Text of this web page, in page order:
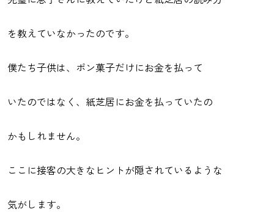
を教えていなかったのです。
僕たち子供は、ポン菓子だけにお金を払って
いたのではなく、紙芝居にお金を払っていたの
かもしれません。
ここに接客の大きなヒントが隠されているような
気がします。